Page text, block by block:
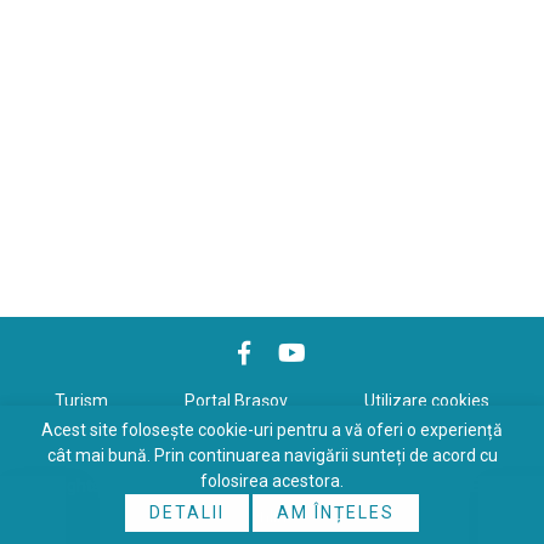
Turism Portal Braşov Utilizare cookies
Politică de confidenţialitate
Copyrights © 2026 All Rights Reserved. Powered by
Online
Acest site folosește cookie-uri pentru a vă oferi o experiență
cât mai bună. Prin continuarea navigării sunteți de acord cu
folosirea acestora.
DETALII
AM ÎNȚELES